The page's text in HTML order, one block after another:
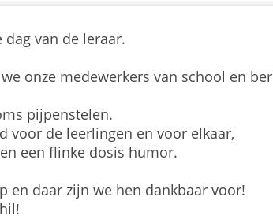
dag van de leraar.
onze medewerkers van school en
pijpenstelen.
voor de leerlingen en voor elkaar,
een flinke dosis humor.
en daar zijn we hen dankbaar voor!